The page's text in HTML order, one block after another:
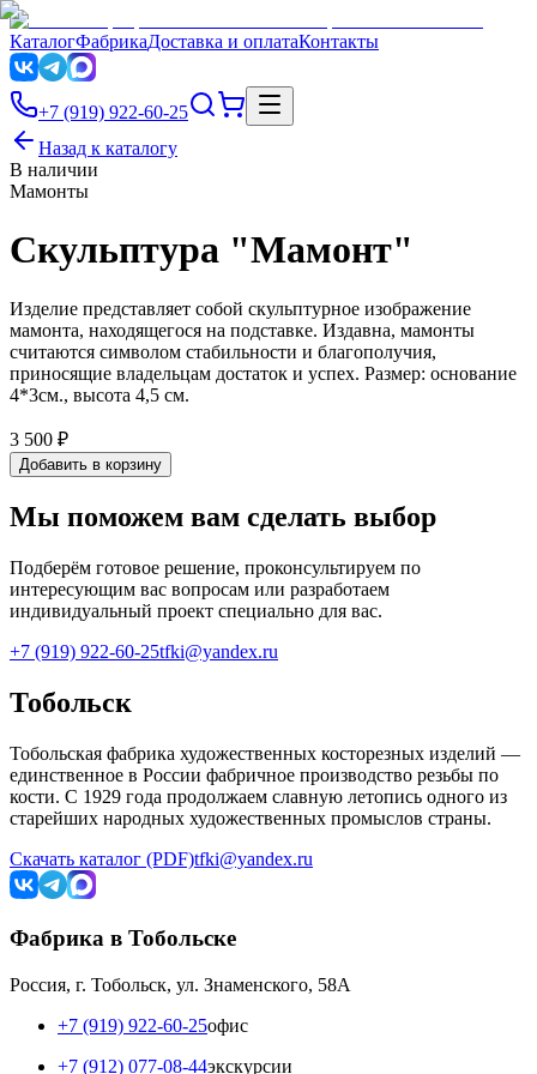
КаталогФабрикаДоставка и оплатаКонтакты
+7 (919) 922-60-25
Назад к каталогу
В наличии
Мамонты
Скульптура "Мамонт"
Изделие представляет собой скульптурное изображение
мамонта, находящегося на подставке. Издавна, мамонты
считаются символом стабильности и благополучия,
приносящие владельцам достаток и успех. Размер: основание
4*3см., высота 4,5 см.
3 500 ₽
Добавить в корзину
Мы поможем вам сделать выбор
Подберём готовое решение, проконсультируем по
интересующим вас вопросам или разработаем
индивидуальный проект специально для вас.
+7 (919) 922-60-25tfki@yandex.ru
Тобольск
Тобольская фабрика художественных косторезных изделий —
единственное в России фабричное производство резьбы по
кости. С 1929 года продолжаем славную летопись одного из
старейших народных художественных промыслов страны.
Скачать каталог (PDF)tfki@yandex.ru
Фабрика в Тобольске
Россия, г. Тобольск, ул. Знаменского, 58А
+7 (919) 922-60-25офис
+7 (912) 077-08-44экскурсии